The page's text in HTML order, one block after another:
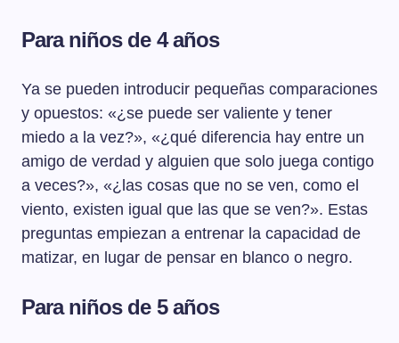
Para niños de 4 años
Ya se pueden introducir pequeñas comparaciones
y opuestos: «¿se puede ser valiente y tener
miedo a la vez?», «¿qué diferencia hay entre un
amigo de verdad y alguien que solo juega contigo
a veces?», «¿las cosas que no se ven, como el
viento, existen igual que las que se ven?». Estas
preguntas empiezan a entrenar la capacidad de
matizar, en lugar de pensar en blanco o negro.
Para niños de 5 años